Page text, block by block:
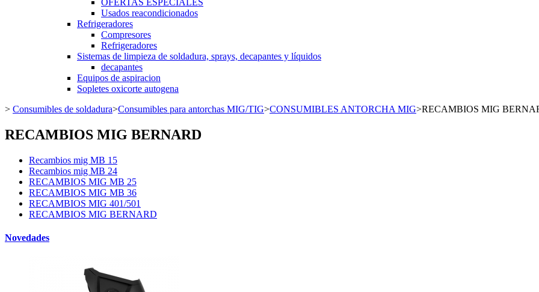
OFERTAS ESPECIALES
Usados reacondicionados
Refrigeradores
Compresores
Refrigeradores
Sistemas de limpieza de soldadura, sprays, decapantes y líquidos
decapantes
Equipos de aspiracion
Sopletes oxicorte autogena
> Consumibles de soldadura>Consumibles para antorchas MIG/TIG>CONSUMIBLES ANTORCHA MIG>RECAMBIOS MIG
RECAMBIOS MIG BERNARD
Recambios mig MB 15
Recambios mig MB 24
RECAMBIOS MIG MB 25
RECAMBIOS MIG MB 36
RECAMBIOS MIG 401/501
RECAMBIOS MIG BERNARD
Novedades